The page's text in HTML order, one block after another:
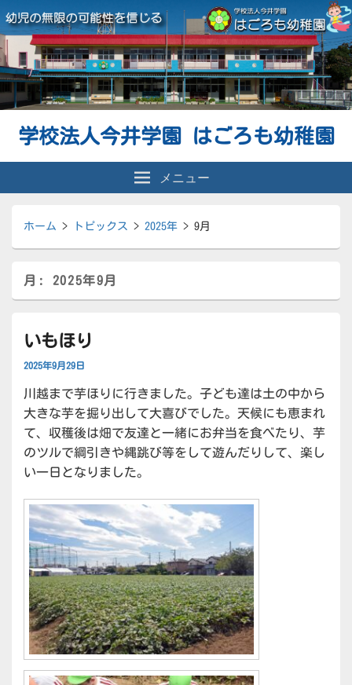
学校法人今井学園 はごろも幼稚園
メニュー
ホーム > トピックス > 2025年 > 9月
月: 2025年9月
いもほり
2025年9月29日
川越まで芋ほりに行きました。子ども達は土の中から
大きな芋を掘り出して大喜びでした。天候にも恵まれ
て、収穫後は畑で友達と一緒にお弁当を食べたり、芋
のツルで綱引きや縄跳び等をして遊んだりして、楽し
い一日となりました。